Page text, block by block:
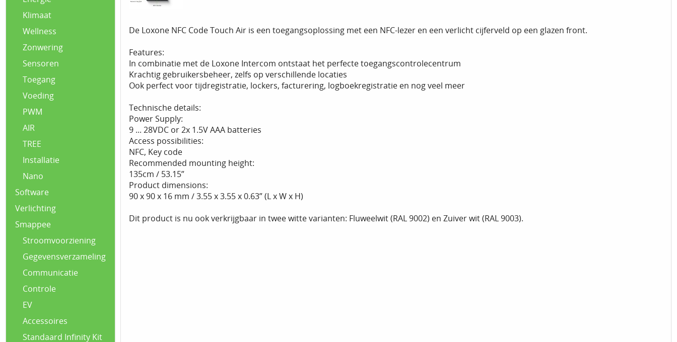
Klimaat
Wellness
Zonwering
Sensoren
Toegang
Voeding
PWM
AIR
TREE
Installatie
Nano
Software
Verlichting
Smappee
Stroomvoorziening
Gegevensverzameling
Communicatie
Controle
EV
Accessoires
Standaard Infinity Kit
De Loxone NFC Code Touch Air is een toegangsoplossing met een NFC-lezer en een verlicht cijferveld op een glazen front.
Features:
In combinatie met de Loxone Intercom ontstaat het perfecte toegangscontrolecentrum
Krachtig gebruikersbeheer, zelfs op verschillende locaties
Ook perfect voor tijdregistratie, lockers, facturering, logboekregistratie en nog veel meer
Technische details:
Power Supply:
9 ... 28VDC or 2x 1.5V AAA batteries
Access possibilities:
NFC, Key code
Recommended mounting height:
135cm / 53.15”
Product dimensions:
90 x 90 x 16 mm / 3.55 x 3.55 x 0.63” (L x W x H)
Dit product is nu ook verkrijgbaar in twee witte varianten: Fluweelwit (RAL 9002) en Zuiver wit (RAL 9003).